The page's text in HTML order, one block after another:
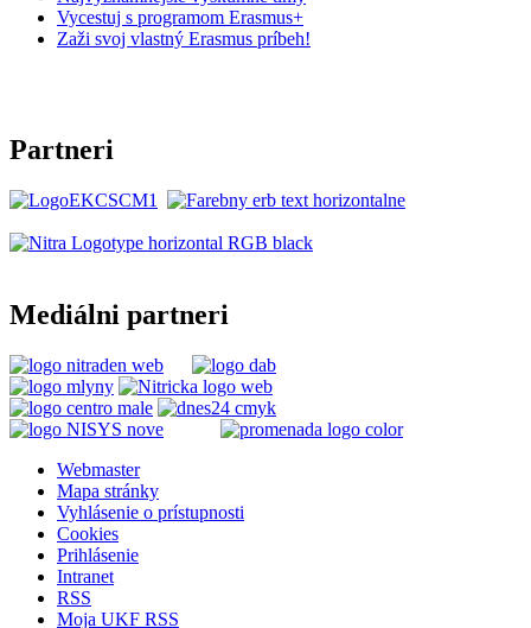
Vycestuj s programom Erasmus+
Zaži svoj vlastný Erasmus príbeh!
Partneri
Mediálni partneri
Webmaster
Mapa stránky
Vyhlásenie o prístupnosti
Cookies
Prihlásenie
Intranet
RSS
Moja UKF RSS